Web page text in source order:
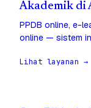
Akademik di
PPDB online, e-
online — sistem
Lihat layanan →